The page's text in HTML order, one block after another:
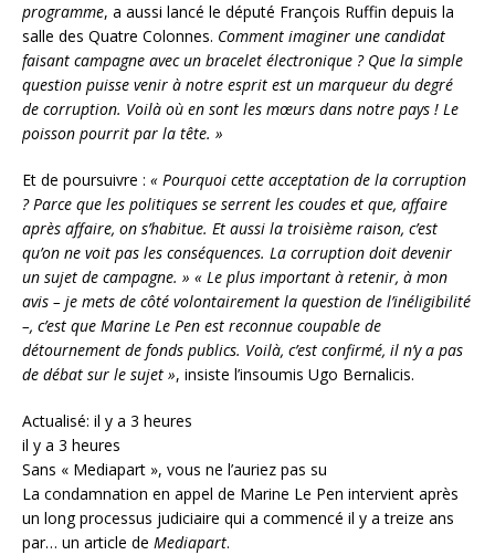
programme, a aussi lancé le député François Ruffin depuis la
salle des Quatre Colonnes. Comment imaginer une candidat
faisant campagne avec un bracelet électronique ? Que la simple
question puisse venir à notre esprit est un marqueur du degré
de corruption. Voilà où en sont les mœurs dans notre pays ! Le
poisson pourrit par la tête. »
Et de poursuivre : « Pourquoi cette acceptation de la corruption
? Parce que les politiques se serrent les coudes et que, affaire
après affaire, on s’habitue. Et aussi la troisième raison, c’est
qu’on ne voit pas les conséquences. La corruption doit devenir
un sujet de campagne. » « Le plus important à retenir, à mon
avis – je mets de côté volontairement la question de l’inéligibilité
–, c’est que Marine Le Pen est reconnue coupable de
détournement de fonds publics. Voilà, c’est confirmé, il n’y a pas
de débat sur le sujet », insiste l’insoumis Ugo Bernalicis.
Actualisé: il y a 3 heures
il y a 3 heures
Sans « Mediapart », vous ne l’auriez pas su
La condamnation en appel de Marine Le Pen intervient après
un long processus judiciaire qui a commencé il y a treize ans
par… un article de Mediapart.